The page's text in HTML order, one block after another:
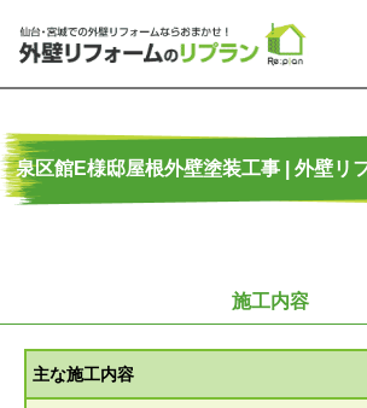
泉区館E様邸屋根外壁塗装工事 | 外壁リ
施工内容
主な施工内容